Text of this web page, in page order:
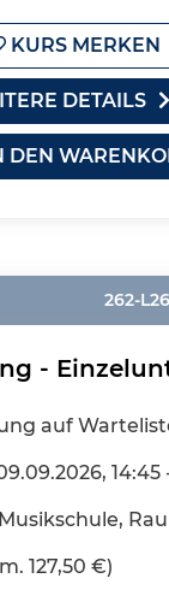
KURS MERKEN
DETAILS
262-
-
auf
14:45
127,50 €)